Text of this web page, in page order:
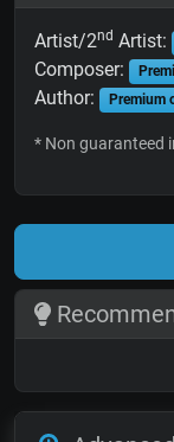
Artist/2nd Artist:
Composer:
Author: Premium
* Non guaranteed